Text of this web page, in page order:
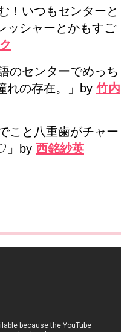
！いつもセンターと
ッシャーとかもすご
のセンターでめっち
れの存在。」by 竹内
こと八重歯がチャー
」by 西銘紗英